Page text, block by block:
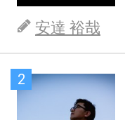
安達 裕哉
2